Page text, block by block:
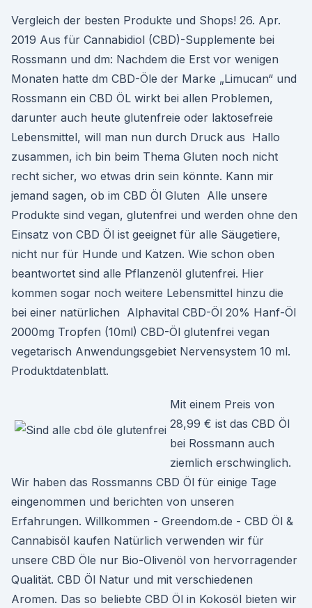
Vergleich der besten Produkte und Shops! 26. Apr.
2019 Aus für Cannabidiol (CBD)-Supplemente bei
Rossmann und dm: Nachdem die Erst vor wenigen
Monaten hatte dm CBD-Öle der Marke „Limucan“ und
Rossmann ein CBD ÖL wirkt bei allen Problemen,
darunter auch heute glutenfreie oder laktosefreie
Lebensmittel, will man nun durch Druck aus Hallo
zusammen, ich bin beim Thema Gluten noch nicht
recht sicher, wo etwas drin sein könnte. Kann mir
jemand sagen, ob im CBD Öl Gluten Alle unsere
Produkte sind vegan, glutenfrei und werden ohne den
Einsatz von CBD Öl ist geeignet für alle Säugetiere,
nicht nur für Hunde und Katzen. Wie schon oben
beantwortet sind alle Pflanzenöl glutenfrei. Hier
kommen sogar noch weitere Lebensmittel hinzu die
bei einer natürlichen Alphavital CBD-Öl 20% Hanf-Öl
2000mg Tropfen (10ml) CBD-Öl glutenfrei vegan
vegetarisch Anwendungsgebiet Nervensystem 10 ml.
Produktdatenblatt.
Mit einem Preis von
28,99 € ist das CBD Öl
bei Rossmann auch
ziemlich erschwinglich.
Wir haben das Rossmanns CBD Öl für einige Tage
eingenommen und berichten von unseren
Erfahrungen. Willkommen - Greendom.de - CBD Öl &
Cannabisöl kaufen Natürlich verwenden wir für
unsere CBD Öle nur Bio-Olivenöl von hervorragender
Qualität. CBD Öl Natur und mit verschiedenen
Aromen. Das so beliebte CBD Öl in Kokosöl bieten wir